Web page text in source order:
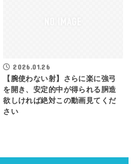
2026.01.26
【腕使わない射】さらに楽に強弓
を開き、安定的中が得られる胴造
欲しければ絶対この動画見てくだ
さい